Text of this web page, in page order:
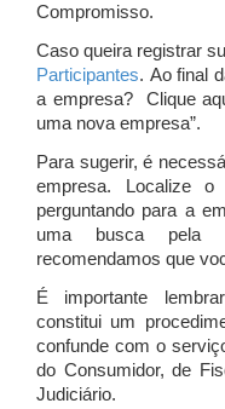
Compromisso.
Caso queira registrar
Participantes. Ao final
a empresa? Clique
uma nova empresa”.
Para sugerir, é
empresa. Localize
perguntando para a
uma busca pela
recomendamos que
É importante
constitui um
confunde com o
do Consumidor, de
Judiciário.